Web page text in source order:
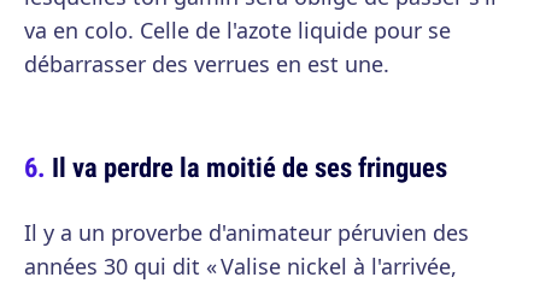
va en colo. Celle de l'azote liquide pour se
débarrasser des verrues en est une.
Il va perdre la moitié de ses fringues
Il y a un proverbe d'animateur péruvien des
années 30 qui dit « Valise nickel à l'arrivée,